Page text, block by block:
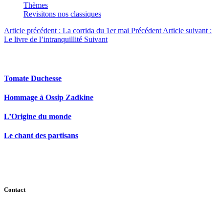
Thèmes
Revisitons nos classiques
Article précédent : La corrida du 1er mai Précédent Article suivant :
Le livre de l’intranquillité Suivant
Tomate Duchesse
Hommage à Ossip Zadkine
L’Origine du monde
Le chant des partisans
Contact